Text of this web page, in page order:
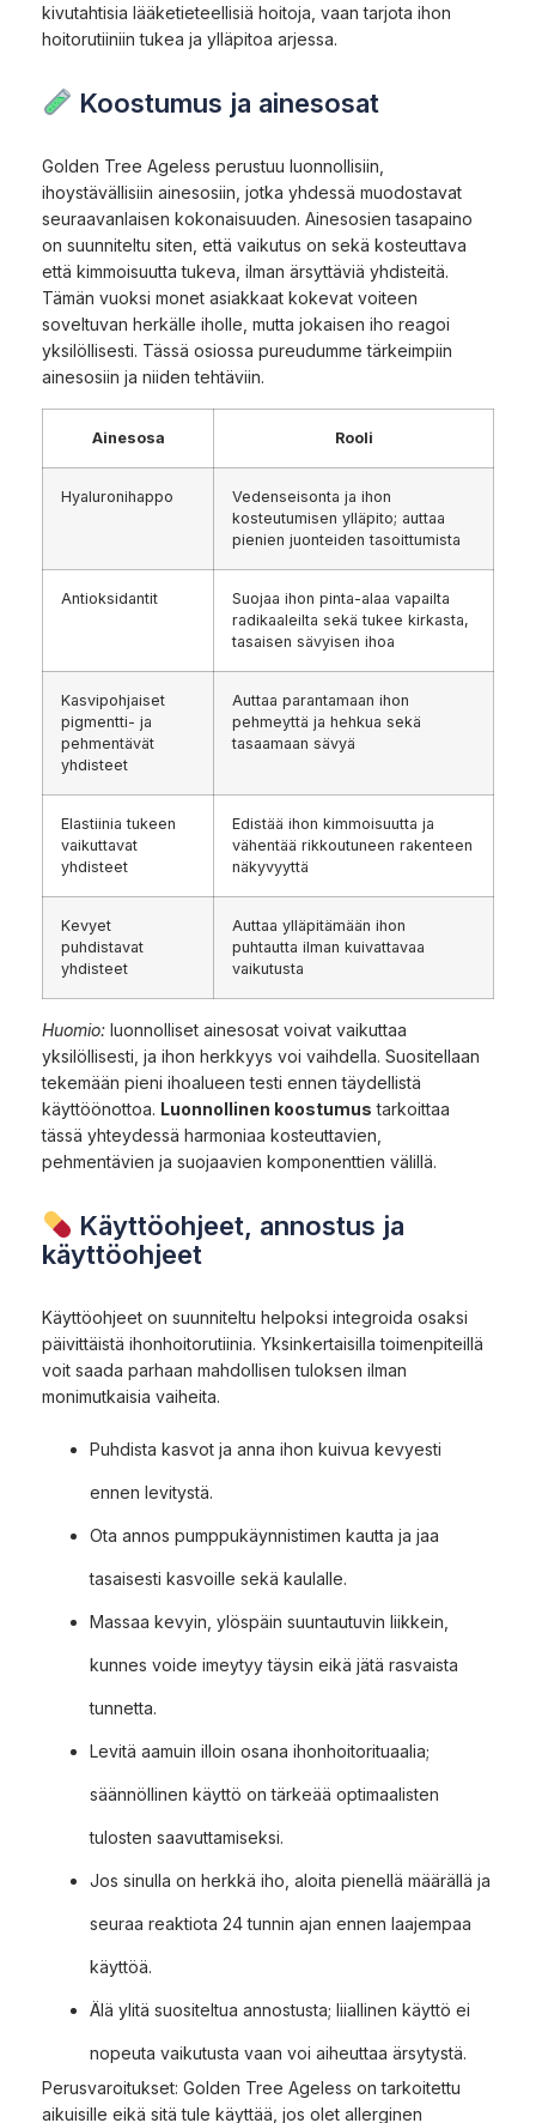
kivutahtisia lääketieteellisiä hoitoja, vaan tarjota ihon
hoitorutiiniin tukea ja ylläpitoa arjessa.
Koostumus ja ainesosat
Golden Tree Ageless perustuu luonnollisiin,
ihoystävällisiin ainesosiin, jotka yhdessä muodostavat
seuraavanlaisen kokonaisuuden. Ainesosien tasapaino
on suunniteltu siten, että vaikutus on sekä kosteuttava
että kimmoisuutta tukeva, ilman ärsyttäviä yhdisteitä.
Tämän vuoksi monet asiakkaat kokevat voiteen
soveltuvan herkälle iholle, mutta jokaisen iho reagoi
yksilöllisesti. Tässä osiossa pureudumme tärkeimpiin
ainesosiin ja niiden tehtäviin.
Ainesosa Rooli
Hyaluronihappo
Vedenseisonta ja ihon
kosteutumisen ylläpito; auttaa
pienien juonteiden tasoittumista
Antioksidantit
Suojaa ihon pinta-alaa vapailta
radikaaleilta sekä tukee kirkasta,
tasaisen sävyisen ihoa
Kasvipohjaiset
pigmentti- ja
pehmentävät
yhdisteet
Auttaa parantamaan ihon
pehmeyttä ja hehkua sekä
tasaamaan sävyä
Elastiinia tukeen
vaikuttavat
yhdisteet
Edistää ihon kimmoisuutta ja
vähentää rikkoutuneen rakenteen
näkyvyyttä
Kevyet
puhdistavat
yhdisteet
Auttaa ylläpitämään ihon
puhtautta ilman kuivattavaa
vaikutusta
Huomio: luonnolliset ainesosat voivat vaikuttaa
yksilöllisesti, ja ihon herkkyys voi vaihdella. Suositellaan
tekemään pieni ihoalueen testi ennen täydellistä
käyttöönottoa. Luonnollinen koostumus tarkoittaa
tässä yhteydessä harmoniaa kosteuttavien,
pehmentävien ja suojaavien komponenttien välillä.
Käyttöohjeet, annostus ja
käyttöohjeet
Käyttöohjeet on suunniteltu helpoksi integroida osaksi
päivittäistä ihonhoitorutiinia. Yksinkertaisilla toimenpiteillä
voit saada parhaan mahdollisen tuloksen ilman
monimutkaisia vaiheita.
Puhdista kasvot ja anna ihon kuivua kevyesti
ennen levitystä.
Ota annos pumppukäynnistimen kautta ja jaa
tasaisesti kasvoille sekä kaulalle.
Massaa kevyin, ylöspäin suuntautuvin liikkein,
kunnes voide imeytyy täysin eikä jätä rasvaista
tunnetta.
Levitä aamuin illoin osana ihonhoitorituaalia;
säännöllinen käyttö on tärkeää optimaalisten
tulosten saavuttamiseksi.
Jos sinulla on herkkä iho, aloita pienellä määrällä ja
seuraa reaktiota 24 tunnin ajan ennen laajempaa
käyttöä.
Älä ylitä suositeltua annostusta; liiallinen käyttö ei
nopeuta vaikutusta vaan voi aiheuttaa ärsytystä.
Perusvaroitukset: Golden Tree Ageless on tarkoitettu
aikuisille eikä sitä tule käyttää, jos olet allerginen